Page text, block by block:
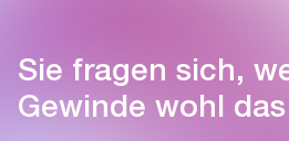
Sie fragen sich,
Gewinde wohl